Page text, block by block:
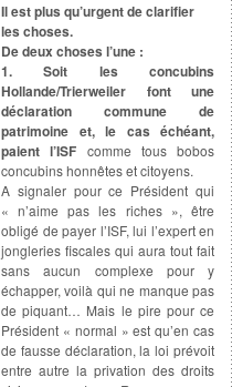
Il est plus qu’urgent de clarifier
les choses.
De deux choses l’une :
1. Soit les concubins
Hollande/Trierweiler font une
déclaration commune de
patrimoine et, le cas échéant,
paient l’ISF comme tous bobos
concubins honnêtes et citoyens.
A signaler pour ce Président qui
« n’aime pas les riches », être
obligé de payer l’ISF, lui l’expert en
jongleries fiscales qui aura tout fait
sans aucun complexe pour y
échapper, voilà qui ne manque pas
de piquant… Mais le pire pour ce
Président « normal » est qu’en cas
de fausse déclaration, la loi prévoit
entre autre la privation des droits